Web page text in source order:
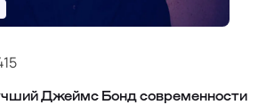
Джеймс Бонд современности